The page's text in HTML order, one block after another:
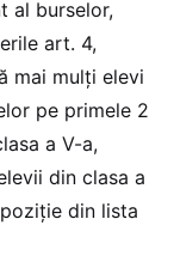
al burselor,
art. 4,
mai mulţi elevi
pe primele 2
a V-a,
din clasa a
din lista